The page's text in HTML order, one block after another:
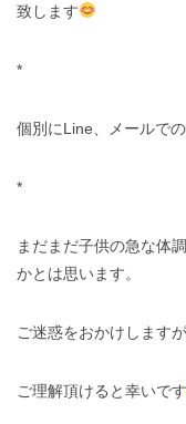
致します
*
個別にLine 、メールで
*
まだまだ子供の急な体
かとは思います。
ご迷惑をおかけしますが
ご理解頂けると幸いです